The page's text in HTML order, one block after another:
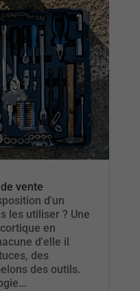
vente
d'un
les utiliser ? Une
en
d'elle il
des
des outils.